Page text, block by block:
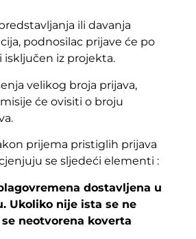
ili davanja
podnosilac prijave će po
iz projekta.
velikog broja prijava,
će ovisiti o broju
prijema pristiglih prijava
se sljedeći elementi :
dostavljena u
Ukoliko nije ista se ne
neotvorena koverta